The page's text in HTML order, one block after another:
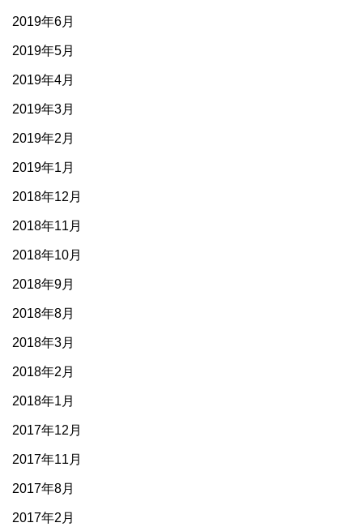
2019年6月
2019年5月
2019年4月
2019年3月
2019年2月
2019年1月
2018年12月
2018年11月
2018年10月
2018年9月
2018年8月
2018年3月
2018年2月
2018年1月
2017年12月
2017年11月
2017年8月
2017年2月